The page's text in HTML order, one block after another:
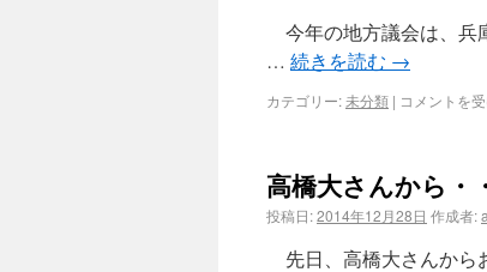
今年の地方議会は、兵
… 続きを読む →
カテゴリー:未分類 | コメントを
高橋大さんから・
投稿日:2014年12月28日 作成者:
先日、高橋大さんから